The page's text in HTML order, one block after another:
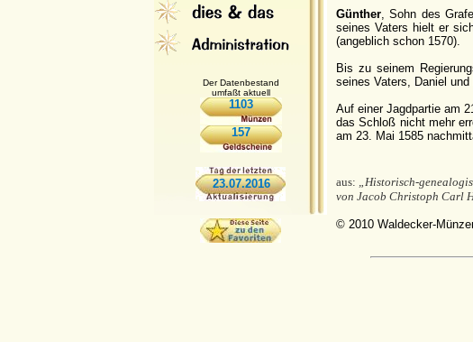
Der Datenbestand
umfaßt aktuell
1103
157
23.07.2016
Günther, Sohn des
seines Vaters hielt er
(angeblich schon 1570).
Bis zu seinem
seines Vaters, Daniel
Auf einer Jagdpartie am
das Schloß nicht mehr
am 23. Mai 1585
aus: „Historisch-
von Jacob Christoph Carl
© 2010 Waldecker-